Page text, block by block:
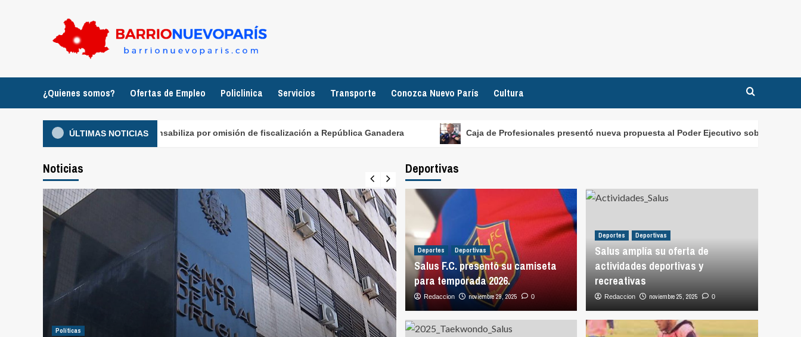
¿Quienes somos? Ofertas de Empleo Policlinica Servicios Transporte Conozca Nuevo París Cultura
ÚLTIMAS NOTICIAS
fallo judicial que los responsabiliza por omisión de fiscalización a República Ganadera Caja de Profesionales presentó nueva propuesta al Poder Ejecutivo sobre el
Noticias
Políticas Políticas
Deportivas
Deportes Deportivas
Salus F.C. presentó su camiseta
para temporada 2026.
Redaccion noviembre 29, 2025 0
Deportes Deportivas
Salus amplía su oferta de
actividades deportivas y
recreativas
Redaccion noviembre 25, 2025 0